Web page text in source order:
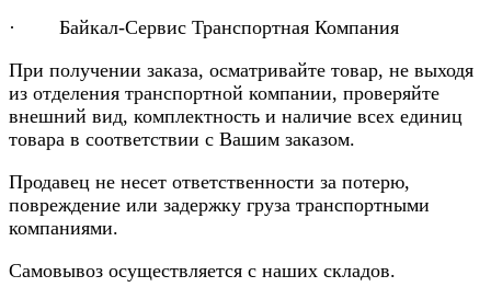
· Байкал-Сервис Транспортная Компания
При получении заказа, осматривайте товар, не выходя
из отделения транспортной компании, проверяйте
внешний вид, комплектность и наличие всех единиц
товара в соответствии с Вашим заказом.
Продавец не несет ответственности за потерю,
повреждение или задержку груза транспортными
компаниями.
Самовывоз осуществляется с наших складов.